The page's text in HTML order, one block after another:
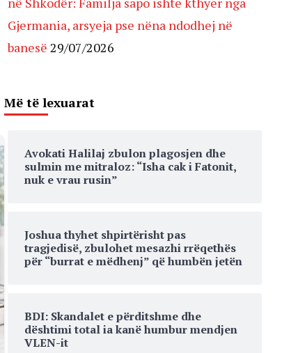
Gjermania, arsyeja pse nëna ndodhej në
banesë 29/07/2026
Më të lexuarat
Avokati Halilaj zbulon plagosjen dhe
sulmin me mitraloz: “Isha cak i Fatonit,
nuk e vrau rusin”
Joshua thyhet shpirtërisht pas
tragjedisë, zbulohet mesazhi rrëqethës
për “burrat e mëdhenj” që humbën jetën
BDI: Skandalet e përditshme dhe
dështimi total ia kanë humbur mendjen
VLEN-it